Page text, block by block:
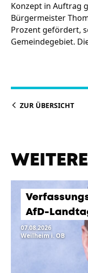
Konzept in Auftrag
Bürgermeister
Prozent gefördert,
Gemeindegebiet.
ZUR ÜBERSICHT
AfD-
07.08.2026
Weilheim i. OB